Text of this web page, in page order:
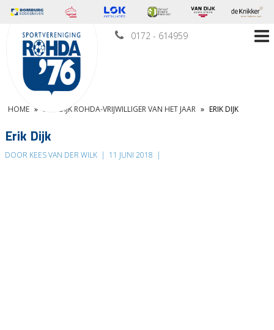
0172 - 614959
HOME » ERIK DIJK ROHDA-VRIJWILLIGER VAN HET JAAR » ERIK DIJK
Erik Dijk
DOOR KEES VAN DER WILK | 11 JUNI 2018 |